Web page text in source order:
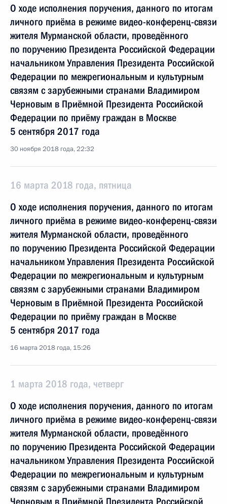
О ходе исполнения поручения, данного по итогам
личного приёма в режиме видео-конференц-связи
жителя Мурманской области, проведённого
по поручению Президента Российской Федерации
начальником Управления Президента Российской
Федерации по межрегиональным и культурным
связям с зарубежными странами Владимиром
Черновым в Приёмной Президента Российской
Федерации по приёму граждан в Москве
5 сентября 2017 года
30 ноября 2018 года, 22:32
16 марта 2018 года, пятница
О ходе исполнения поручения, данного по итогам
личного приёма в режиме видео-конференц-связи
жителя Мурманской области, проведённого
по поручению Президента Российской Федерации
начальником Управления Президента Российской
Федерации по межрегиональным и культурным
связям с зарубежными странами Владимиром
Черновым в Приёмной Президента Российской
Федерации по приёму граждан в Москве
5 сентября 2017 года
16 марта 2018 года, 15:26
1 марта 2018 года, четверг
О ходе исполнения поручения, данного по итогам
личного приёма в режиме видео-конференц-связи
жителя Мурманской области, проведённого
по поручению Президента Российской Федерации
начальником Управления Президента Российской
Федерации по межрегиональным и культурным
связям с зарубежными странами Владимиром
Черновым в Приёмной Президента Российской